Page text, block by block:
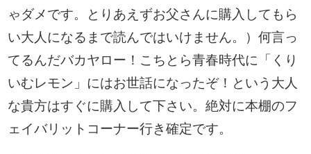
ゃダメです。とりあえずお父さんに購入してもら
い大人になるまで読んではいけません。）何言っ
てるんだバカヤロー！こちとら青春時代に「くり
いむレモン」にはお世話になったぞ！という大人
な貴方はすぐに購入して下さい。絶対に本棚のフ
ェイバリットコーナー行き確定です。